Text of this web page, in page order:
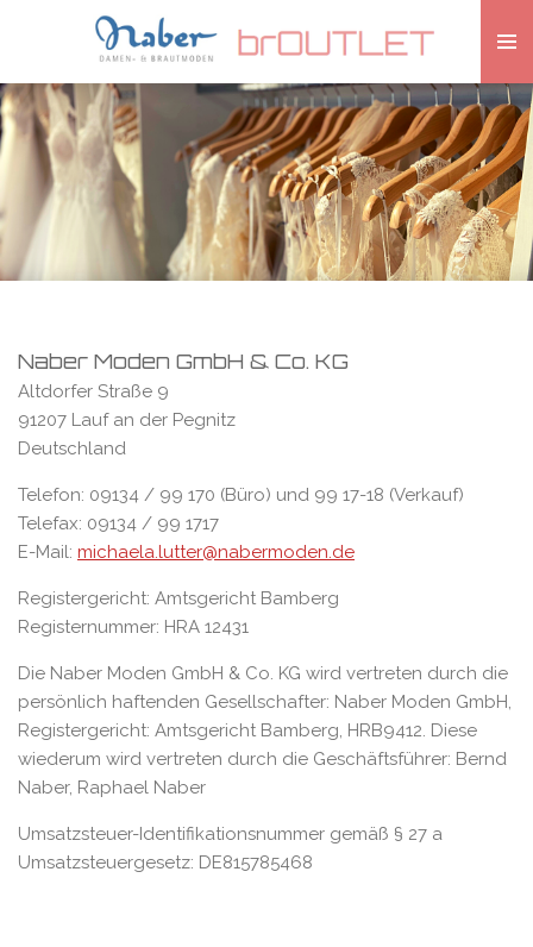
Hauptinhalt
springen
Naber Moden GmbH & Co. KG
Altdorfer Straße 9
91207 Lauf an der Pegnitz
Deutschland
Telefon: 09134 / 99 170 (Büro) und 99 17-18 (Verkauf)
Telefax: 09134 / 99 1717
E-Mail: michaela.lutter@nabermoden.de
Registergericht: Amtsgericht Bamberg
Registernummer: HRA 12431
Die Naber Moden GmbH & Co. KG wird vertreten durch die
persönlich haftenden Gesellschafter: Naber Moden GmbH,
Registergericht: Amtsgericht Bamberg, HRB9412. Diese
wiederum wird vertreten durch die Geschäftsführer: Bernd
Naber, Raphael Naber
Umsatzsteuer-Identifikationsnummer gemäß § 27 a
Umsatzsteuergesetz: DE815785468